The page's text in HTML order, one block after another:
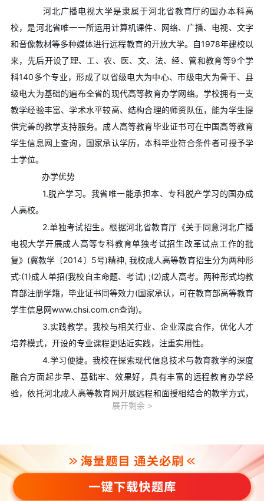
河北广播电视大学是隶属于河北省教育厅的国办本科高
校，是河北省唯一一所运用计算机课件、网络、广播、电视、文字
和音像教材等多种媒体进行远程教育的开放大学。自1978年建校以
来，先后开设了理、工、农、医、文、法、经、管和教育等9个学
科140多个专业，形成了以省级电大为中心、市级电大为骨干、县
级电大为基础的遍布全省的现代高等教育办学网络。学校拥有一支
教学经验丰富、学术水平较高、结构合理的师资队伍，能为学生提
供完善的教学支持服务。成人高等教育毕业证书可在中国高等教育
学生信息网上查询，国家承认学历，本科毕业符合条件者可授予学
士学位。
办学优势
1.脱产学习。我省唯一能承担本、专科脱产学习的国办成
人高校。
2.单独考试招生。根据河北省教育厅《关于同意河北广播
电视大学开展成人高等专科教育单独考试招生改革试点工作的批
复》(冀教学〔2014〕5号)精神, 我校成人高等教育招生分为两种形
式:(1)成人单招(我校自主命题、考试) ;(2)成人高考。两种形式均教
育部注册学籍，毕业证书同等效力(国家承认，可在教育部高等教育
学生信息网www.chsi.com.cn查询)。
3.实践教学。我校与相关行业、企业深度合作，优化人才
培养模式，开设的专业课程更贴近实践，注重实用性。
4.学习便捷。我校在探索现代信息技术与教育教学的深度
融合方面起步早、基础牢、效果好，具有丰富的远程教育办学经
验，依托河北成人高等教育网开展远程和面授相结合的教学方式，
累与转换方案》的要求，凡取得的各类学历教育课程学分或非学历
教育证书均可以转换为我校成人高等教育课程学分，享受课程免修
免考。
6.免费学习。退出现役两年内的自主就业退役士兵参加全
展开剩余